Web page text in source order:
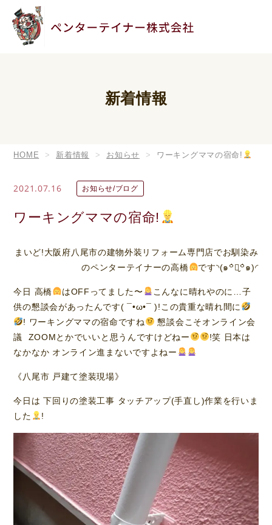
新着情報
HOME 新着情報 お知らせ ワーキングママの宿命!
2021.07.16 お知らせ/ブログ
ワーキングママの宿命!
まいど!大阪府八尾市の建物外装リフォーム専門店でお馴染み
のペンターテイナーの高橋
です◝(๑꒪່౪̮꒪່๑)◜
今日 高橋 はOFFってました〜
こんなに晴れやのに…子
供の懇談会があったんです( ¯•ω•¯ )!この貴重な晴れ間に
! ワーキングママの宿命ですね
懇談会こそオンライン会
議 ZOOMとかでいいと思うんですけどねー
!笑 日本は
なかなか オンライン進まないですよねー
《八尾市 戸建て塗装現場》
今日は 下回りの塗装工事 タッチアップ(手直し)作業を行いま
した
!